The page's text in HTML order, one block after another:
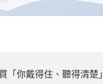
「你戴得住、聽得清